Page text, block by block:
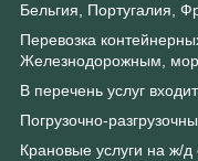
Бельгия, Португалия,
Перевозка
Железнодорожным,
В перечень услуг
Погрузочно-
Крановые услуги на ж/д